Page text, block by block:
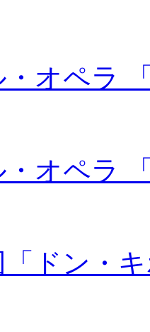
オペラ
オペラ
ドン・